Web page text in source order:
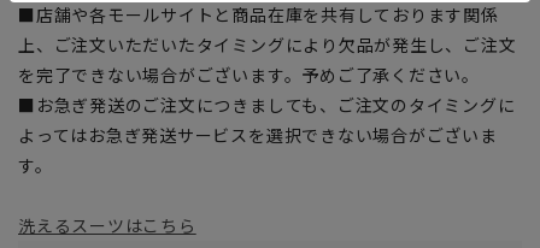
■店舗や各モールサイトと商品在庫を共有しております関係
上、ご注文いただいたタイミングにより欠品が発生し、ご注文
を完了できない場合がございます。予めご了承ください。
■お急ぎ発送のご注文につきましても、ご注文のタイミングに
よってはお急ぎ発送サービスを選択できない場合がございま
す。
洗えるスーツはこちら